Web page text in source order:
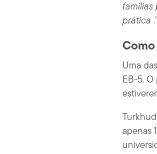
famílias
prática
Uma
EB-5.
apenas